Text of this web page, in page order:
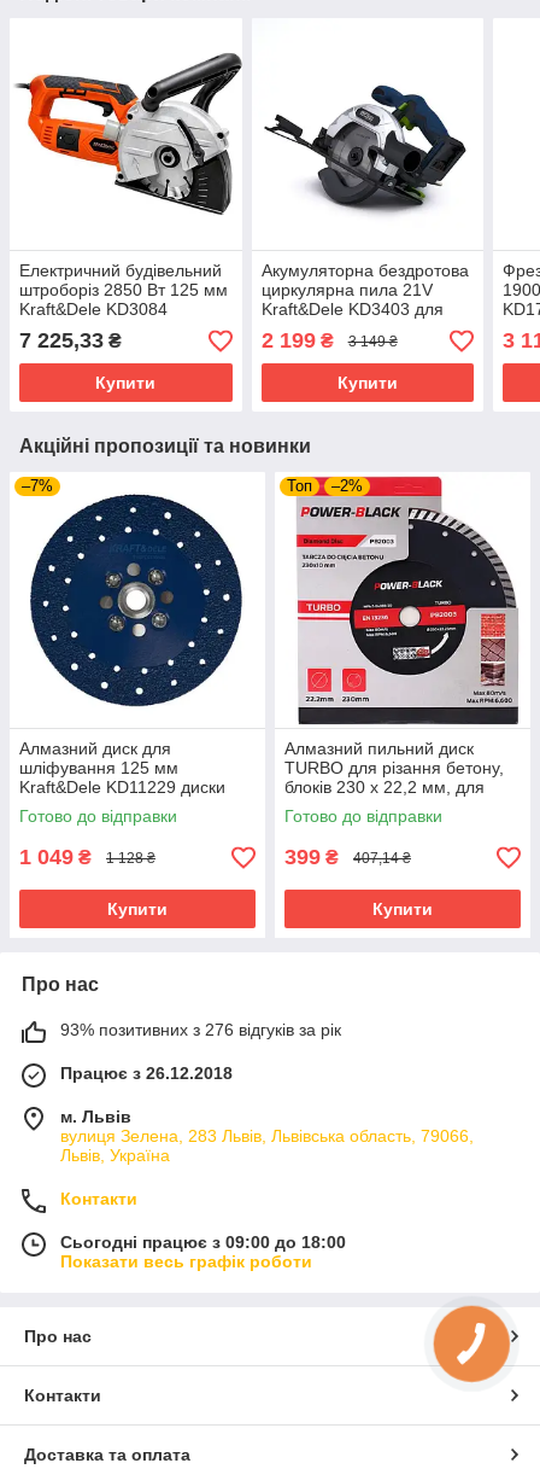
Електричний будівельний
штроборіз 2850 Вт 125 мм
Kraft&Dele KD3084
електричний різак по
бетону пила для штроб у
цеглі
7 225,33 ₴
Купити
Акумуляторна бездротова
циркулярна пила 21V
Kraft&Dele KD3403 для
дерева, диск 165 мм
2 199₴ 3 149 ₴
Купити
по
3
Акційні пропозиції та новинки
–7%
Алмазний диск для
шліфування 125 мм
Kraft&Dele KD11229 диски
для шліфування граніту
Готово до відправки
1 049 ₴ 1 128 ₴
Купити
Топ –2%
Алмазний пильний диск
TURBO для різання бетону,
блоків 230 x 22,2 мм, для
бетону Tagred PB2003
Готово до відправки
399 ₴ 407,14 ₴
Купити
Про нас
93% позитивних з 276 відгуків за рік
Працює з 26.12.2018
м. Львів
вулиця Зелена, 283 Львів, Львівська область, 79066,
Львів, Україна
Контакти
Сьогодні працює з 09:00 до 18:00
Показати весь графік роботи
Про нас
Контакти
Доставка та оплата